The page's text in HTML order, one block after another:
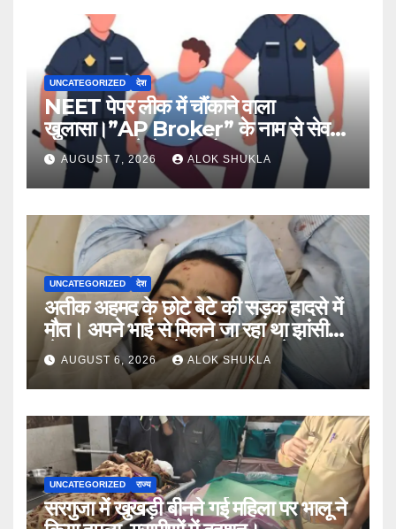
UNCATEGORIZED देश
NEET पेपर लीक में चौंकाने वाला
खुलासा।”AP Broker” के नाम से सेव
नंबर,13राज्य में नेटवर्क और ऑफलाइन क्लास,
मराठी से इंग्लिश में अनुवाद सहित तमाम
खुलासे।
AUGUST 7, 2026 ALOK SHUKLA
UNCATEGORIZED देश
अतीक अहमद के छोटे बेटे की सड़क हादसे में
मौत। अपने भाई से मिलने जा रहा था झांसी
जेल (सूत्र)। कार में 5 लोग सवार थे।
AUGUST 6, 2026 ALOK SHUKLA
UNCATEGORIZED राज्य
सरगुजा में खुखड़ी बीनने गई महिला पर भालू ने